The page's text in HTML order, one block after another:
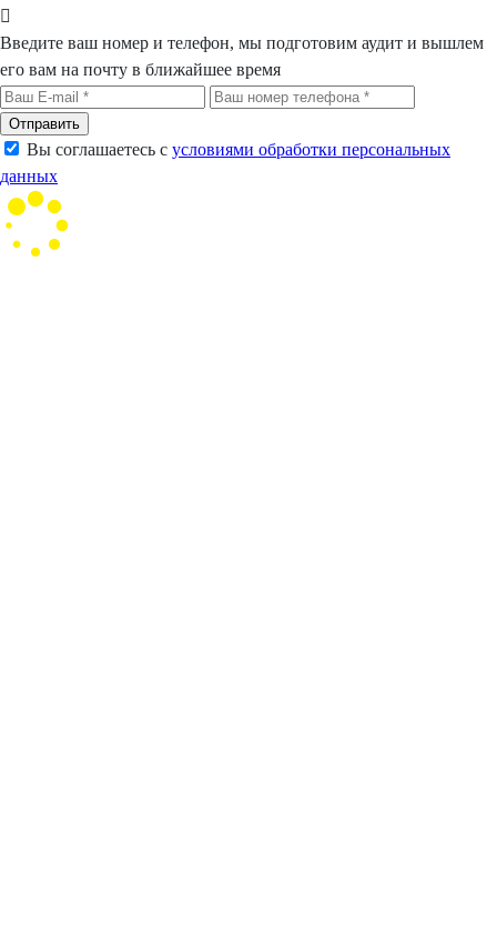
Введите ваш номер и телефон, мы подготовим аудит и вышлем
его вам на почту в ближайшее время
Отправить
Вы соглашаетесь с условиями обработки персональных
данных